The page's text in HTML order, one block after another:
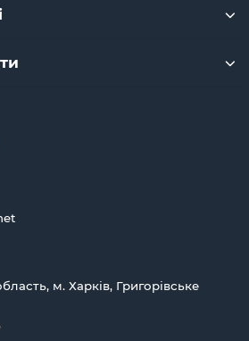
м. Харків, Григорівське